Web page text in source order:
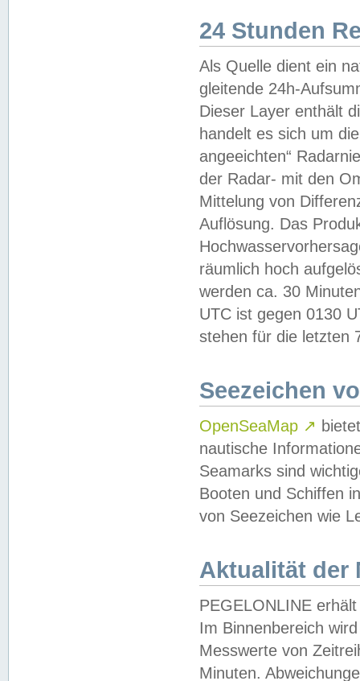
24 Stunden
Als Quelle dient ein
gleitende 24h-
Dieser Layer enthält
handelt es sich um
angeeichten“
der Radar- mit den
Mittelung von
Auflösung. Das
räumlich hoch
werden ca. 30
UTC ist gegen 0130
stehen für die letzten
Seezeichen
OpenSeaMap ↗
nautische
Seamarks sind
Booten und Schiffen
von Seezeichen wie
Aktualität der
PEGELONLINE
Im Binnenbereich
Messwerte von
Minuten.